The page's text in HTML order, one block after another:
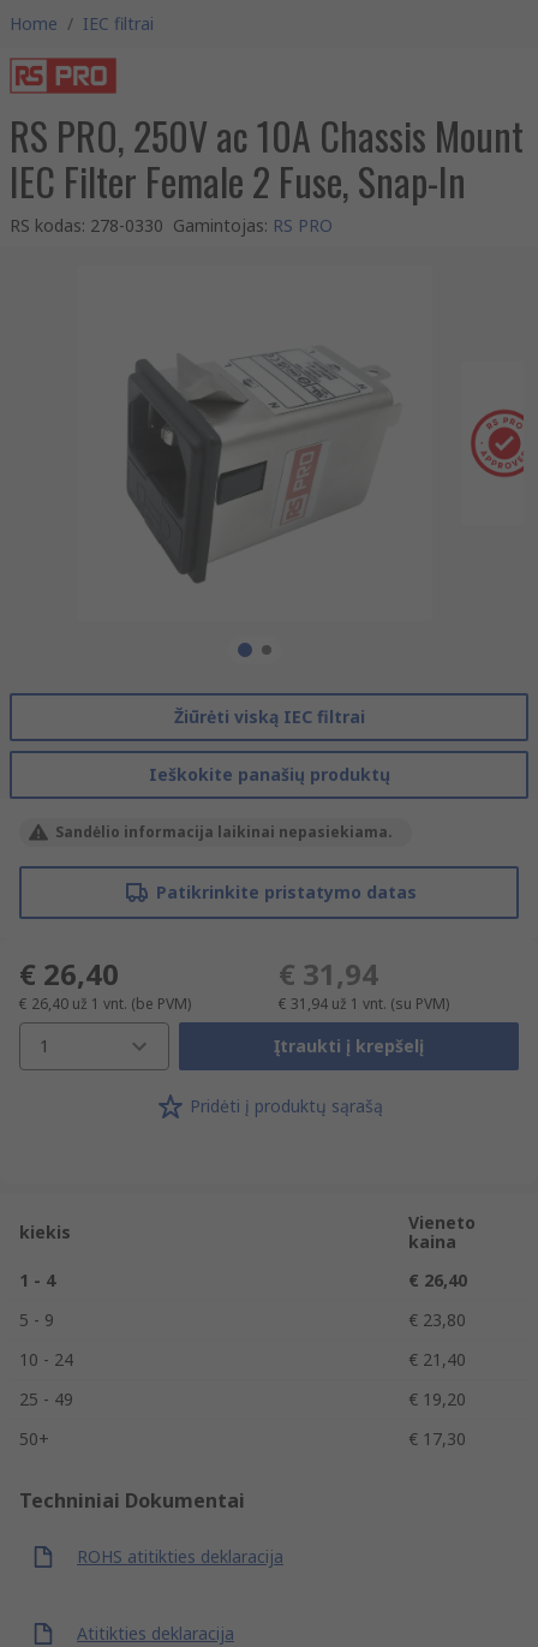
Home / IEC filtrai
RS PRO, 250V ac 10A Chassis Mount
IEC Filter Female 2 Fuse, Snap-In
RS kodas: 278-0330 Gamintojas: RS PRO
Žiūrėti viską IEC filtrai
Ieškokite panašių produktų
Sandėlio informacija laikinai nepasiekiama.
Patikrinkite pristatymo datas
€ 26,40
€ 26,40 už 1 vnt. (be PVM)
€ 31,94
€ 31,94 už 1 vnt. (su PVM)
1 Įtraukti į krepšelį
Pridėti į produktų sąrašą
kiekis
Vieneto
kaina
1 - 4
€ 26,40
5 - 9
€ 23,80
10 - 24
€ 21,40
25 - 49
€ 19,20
50+
€ 17,30
Techniniai Dokumentai
ROHS atitikties deklaracija
Atitikties deklaracija